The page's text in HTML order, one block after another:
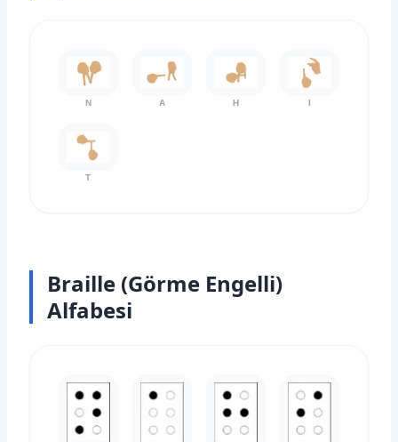
N A H I
T
Braille (Görme Engelli)
Alfabesi